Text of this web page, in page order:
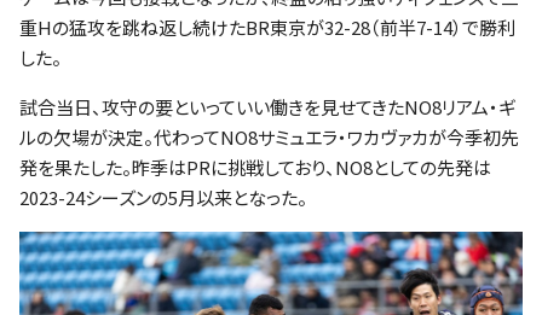
パートナー
重Hの猛攻を跳ね返し続けたBR東京が32-28（前半7-14）で勝利
した。
試合当日、攻守の要といっていい働きを見せてきたNO8リアム・ギ
ルの欠場が決定。代わってNO8サミュエラ・ワカヴァカが今季初先
発を果たした。昨季はPRに挑戦しており、NO8としての先発は
2023-24シーズンの5月以来となった。